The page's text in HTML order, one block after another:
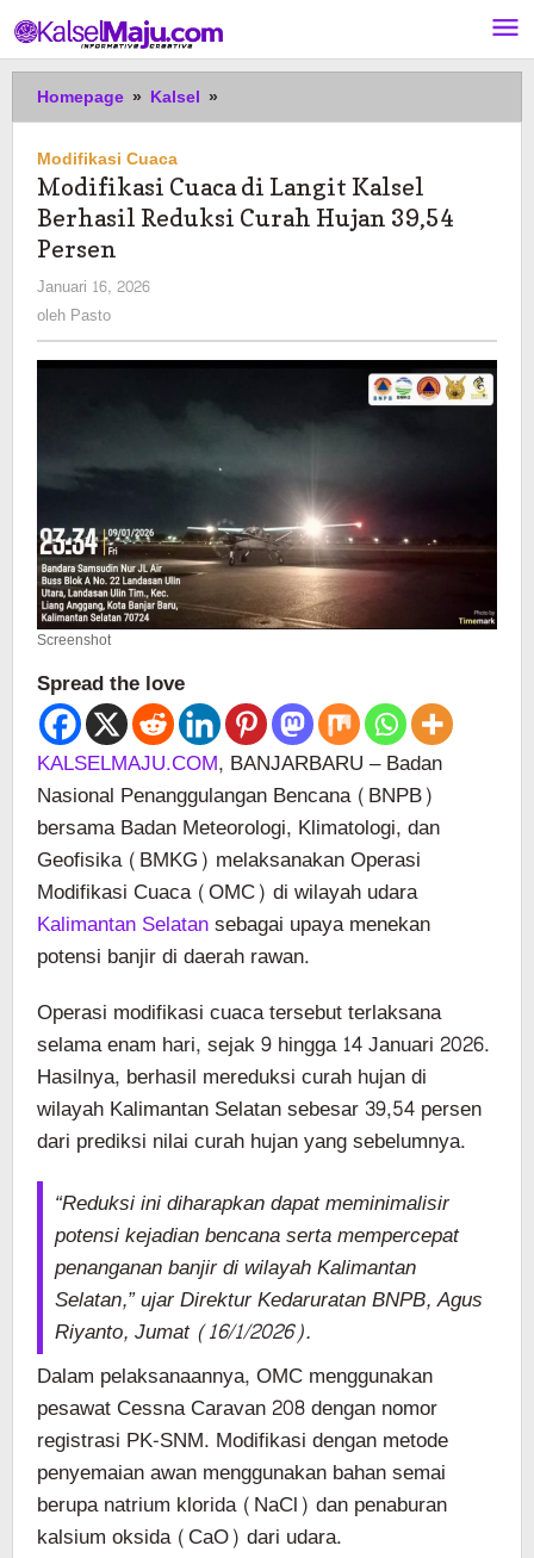
ke
konten
Homepage » Kalsel »
Cuaca
Langit
Kalsel
Berhasil
Persen
Modifikasi Cuaca
Modifikasi Cuaca di Langit Kalsel
Berhasil Reduksi Curah Hujan 39,54
Persen
Januari 16, 2026
oleh Pasto
Screenshot
Spread the love
KALSELMAJU.COM, BANJARBARU – Badan
Nasional Penanggulangan Bencana (BNPB)
bersama Badan Meteorologi, Klimatologi, dan
Geofisika (BMKG) melaksanakan Operasi
Modifikasi Cuaca (OMC) di wilayah udara
Kalimantan Selatansebagai upaya menekan
potensi banjir di daerah rawan.
Operasi modifikasi cuaca tersebut terlaksana
selama enam hari, sejak 9 hingga 14 Januari 2026.
Hasilnya, berhasil mereduksi curah hujan di
wilayah Kalimantan Selatan sebesar 39,54 persen
dari prediksi nilai curah hujan yang sebelumnya.
“Reduksi ini diharapkan dapat meminimalisir
potensi kejadian bencana serta mempercepat
penanganan banjir di wilayah Kalimantan
Selatan,” ujar Direktur Kedaruratan BNPB, Agus
Riyanto, Jumat (16/1/2026).
Dalam pelaksanaannya, OMC menggunakan
pesawat Cessna Caravan 208 dengan nomor
registrasi PK-SNM. Modifikasi dengan metode
penyemaian awan menggunakan bahan semai
berupa natrium klorida (NaCl) dan penaburan
kalsium oksida (CaO) dari udara.